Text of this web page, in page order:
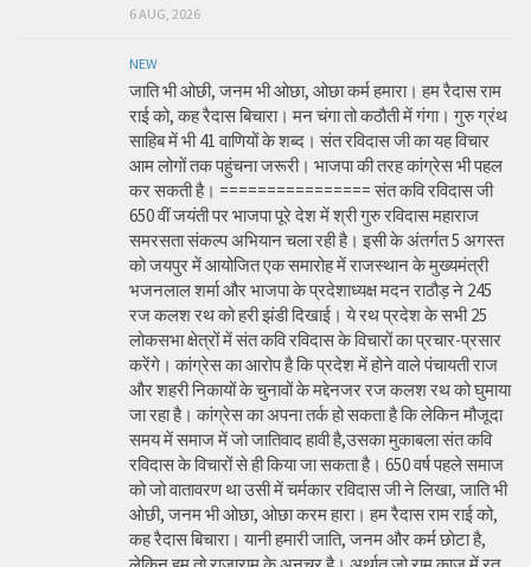
6 AUG, 2026
NEW
जाति भी ओछी, जनम भी ओछा, ओछा कर्म हमारा। हम रैदास राम
राई को, कह रैदास बिचारा। मन चंगा तो कठौती में गंगा। गुरु ग्रंथ
साहिब में भी 41 वाणियों के शब्द। संत रविदास जी का यह विचार
आम लोगों तक पहुंचना जरूरी। भाजपा की तरह कांग्रेस भी पहल
कर सकती है। ================ संत कवि रविदास जी
650 वीं जयंती पर भाजपा पूरे देश में श्री गुरु रविदास महाराज
समरसता संकल्प अभियान चला रही है। इसी के अंतर्गत 5 अगस्त
को जयपुर में आयोजित एक समारोह में राजस्थान के मुख्यमंत्री
भजनलाल शर्मा और भाजपा के प्रदेशाध्यक्ष मदन राठौड़ ने 245
रज कलश रथ को हरी झंडी दिखाई। ये रथ प्रदेश के सभी 25
लोकसभा क्षेत्रों में संत कवि रविदास के विचारों का प्रचार-प्रसार
करेंगे। कांग्रेस का आरोप है कि प्रदेश में होने वाले पंचायती राज
और शहरी निकायों के चुनावों के मद्देनजर रज कलश रथ को घुमाया
जा रहा है। कांग्रेस का अपना तर्क हो सकता है कि लेकिन मौजूदा
समय में समाज में जो जातिवाद हावी है,उसका मुकाबला संत कवि
रविदास के विचारों से ही किया जा सकता है। 650 वर्ष पहले समाज
को जो वातावरण था उसी में चर्मकार रविदास जी ने लिखा, जाति भी
ओछी, जनम भी ओछा, ओछा करम हारा। हम रैदास राम राई को,
कह रैदास बिचारा। यानी हमारी जाति, जनम और कर्म छोटा है,